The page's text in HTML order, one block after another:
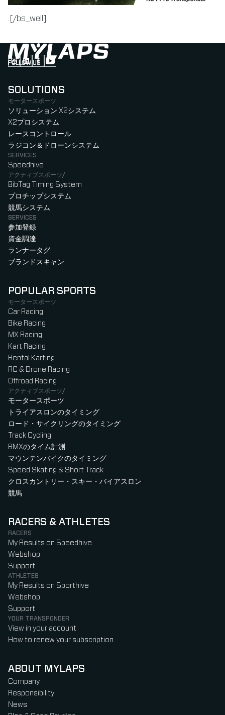
.[/bs_well]
FOLLOW US
Follow us on Instagram (Opens in new tab)
Follow us on LinkedIn (Opens in new tab)
Follow us on Facebook (Opens in new tab)
Follow us on YouTube (Opens in new tab)
SOLUTIONS
モータースポーツ
ソリューション X2システム
X2プロシステム
レースコントロール
ラジコン＆ドローンシステム
SERVICES
Speedhive
アクティブスポーツ/
BibTag Timing System
プロチップシステム
競馬システム
SERVICES
参加登録
資金調達
ランナータグ
ブランドスキャン
POPULAR SPORTS
モータースポーツ
Car Racing
Bike Racing
MX Racing
Kart Racing
Rental Karting
RC & Drone Racing
Offroad Racing
アクティブスポーツ/
モータースポーツ
トライアスロンのタイミング
ロード・サイクリングのタイミング
Track Cycling
BMXのタイム計測
マウンテンバイクのタイミング
Speed Skating & Short Track
クロスカントリー・スキー・バイアスロン
競馬
RACERS & ATHLETES
RACERS
My Results on Speedhive
Webshop
Support
ATHLETES
My Results on Sporthive
Webshop
Support
YOUR TRANSPONDER
View in your account
How to renew your subscription
ABOUT MYLAPS
Company
Responsibility
News